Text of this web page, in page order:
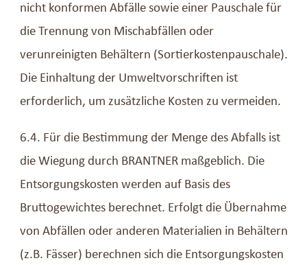
nicht konformen Abfälle sowie einer Pauschale für
die Trennung von Mischabfällen oder
verunreinigten Behältern (Sortierkostenpauschale).
Die Einhaltung der Umweltvorschriften ist
erforderlich, um zusätzliche Kosten zu vermeiden.
6.4. Für die Bestimmung der Menge des Abfalls ist
die Wiegung durch BRANTNER maßgeblich. Die
Entsorgungskosten werden auf Basis des
Bruttogewichtes berechnet. Erfolgt die Übernahme
von Abfällen oder anderen Materialien in Behältern
(z.B. Fässer) berechnen sich die Entsorgungskosten